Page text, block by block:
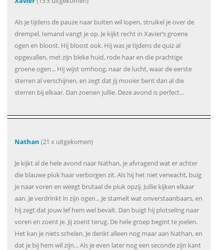
Als je tijdens de pauze naar buiten wil lopen, struikel je over de
drempel. Iemand vangt je op. Je kijkt recht in Xavier’s groene
ogen en bloost. Hij bloost ook. Hij was je tijdens de quiz al
opgevallen, met zijn bleke huid, rode haar en die prachtige
groene ogen... Hij wijst omhoog, naar de lucht, waar de eerste
sterren al verschijnen, en zegt dat jij mooier bent dan al die
sterren bij elkaar. Dan zoenen jullie. Deze avond is perfect...
Nathan (21 x uitgekomen)
Je kijkt al de hele avond naar Nathan, je afvragend wat er achter
die blauwe pluk haar verborgen zit. Als hij het niet verwacht, buig
je naar voren en weegt brutaal de pluk opzij. Jullie kijken elkaar
aan. Je verdrinkt in zijn ogen... Je stamelt wat onverstaanbaars, en
hij zegt dat jouw lef hem wel bevalt. Dan buigt hij plotseling naar
voren en zoent je. Jij zoent terug. De hele groep begint te joelen.
Het kan je niets schelen. Je denkt alleen nog maar aan Nathan, en
dat je bij hem wil zijn... Als je even later nog een seconde zijn kant